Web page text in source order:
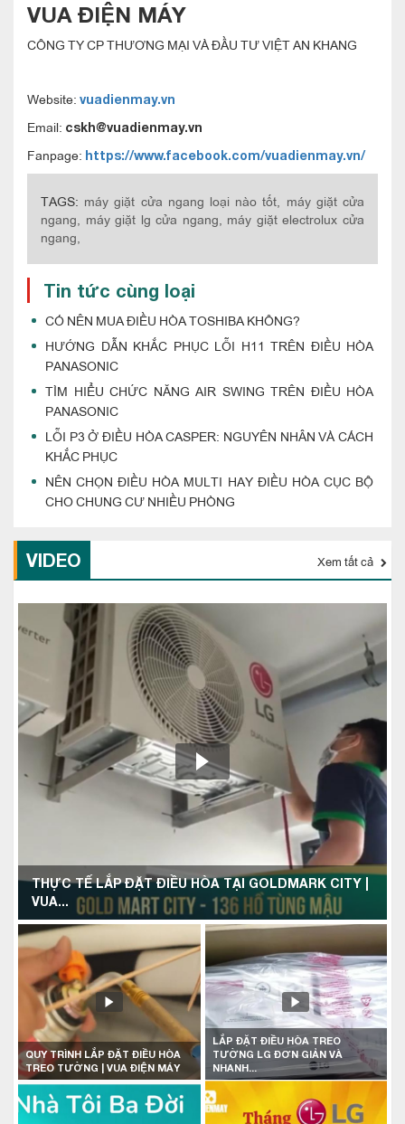
VUA ĐIỆN MÁY
CÔNG TY CP THƯƠNG MẠI VÀ ĐẦU TƯ VIỆT AN KHANG
Website: vuadienmay.vn
Email: cskh@vuadienmay.vn
Fanpage: https://www.facebook.com/vuadienmay.vn/
TAGS: máy giặt cửa ngang loại nào tốt,
máy giặt cửa
ngang,
máy giặt lg cửa ngang, máy giặt electrolux cửa
ngang,
Tin tức cùng loại
CÓ NÊN MUA ĐIỀU HÒA TOSHIBA KHÔNG?
HƯỚNG DẪN KHẮC PHỤC LỖI H11 TRÊN ĐIỀU HÒA
PANASONIC
TÌM HIỂU CHỨC NĂNG AIR SWING TRÊN ĐIỀU HÒA
PANASONIC
LỖI P3 Ở ĐIỀU HÒA CASPER: NGUYÊN NHÂN VÀ CÁCH
KHẮC PHỤC
NÊN CHỌN ĐIỀU HÒA MULTI HAY ĐIỀU HÒA CỤC BỘ
CHO CHUNG CƯ NHIỀU PHÒNG
VIDEO Xem tất cả
THỰC TẾ LẮP ĐẶT ĐIỀU HÒA TẠI GOLDMARK CITY |
VUA...
QUY TRÌNH LẮP ĐẶT ĐIỀU HÒA
TREO TƯỜNG | VUA ĐIỆN MÁY
LẮP ĐẶT ĐIỀU HÒA TREO
TƯỜNG LG ĐƠN GIẢN VÀ
NHANH...